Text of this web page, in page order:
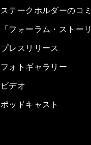
ステークホルダーのコ
「フォーラム・ストーリ
プレスリリース
フォトギャラリー
ビデオ
ポッドキャスト